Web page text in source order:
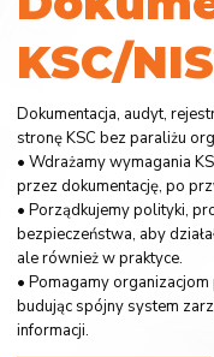
KSC/NIS
Dokumentacja, audyt,
stronę KSC bez paraliżu
• Wdrażamy wymagania
przez dokumentację, po
• Porządkujemy polityki,
bezpieczeństwa, aby
ale również w praktyce.
• Pomagamy
budując spójny system
informacji.